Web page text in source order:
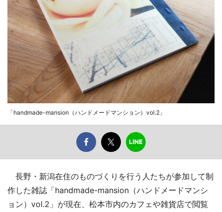
「handmade-mansion（ハンドメードマンション）vol.2」
長野・新潟在住のものづくりを行う人たちが参加して制
作した雑誌「handmade-mansion（ハンドメードマンシ
ョン）vol.2」が現在、松本市内のカフェや雑貨店で閲覧